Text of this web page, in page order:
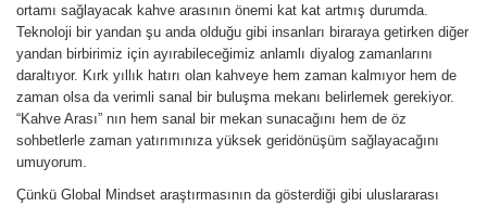
ortamı sağlayacak kahve arasının önemi kat kat artmış durumda.
Teknoloji bir yandan şu anda olduğu gibi insanları biraraya getirken diğer
yandan birbirimiz için ayırabileceğimiz anlamlı diyalog zamanlarını
daraltıyor. Kırk yıllık hatırı olan kahveye hem zaman kalmıyor hem de
zaman olsa da verimli sanal bir buluşma mekanı belirlemek gerekiyor.
“Kahve Arası” nın hem sanal bir mekan sunacağını hem de öz
sohbetlerle zaman yatırımınıza yüksek geridönüşüm sağlayacağını
umuyorum.
Çünkü Global Mindset araştırmasının da gösterdiği gibi uluslararası